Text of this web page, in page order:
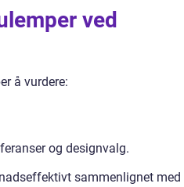
ved
å vurdere:
og designvalg.
sammenlignet med